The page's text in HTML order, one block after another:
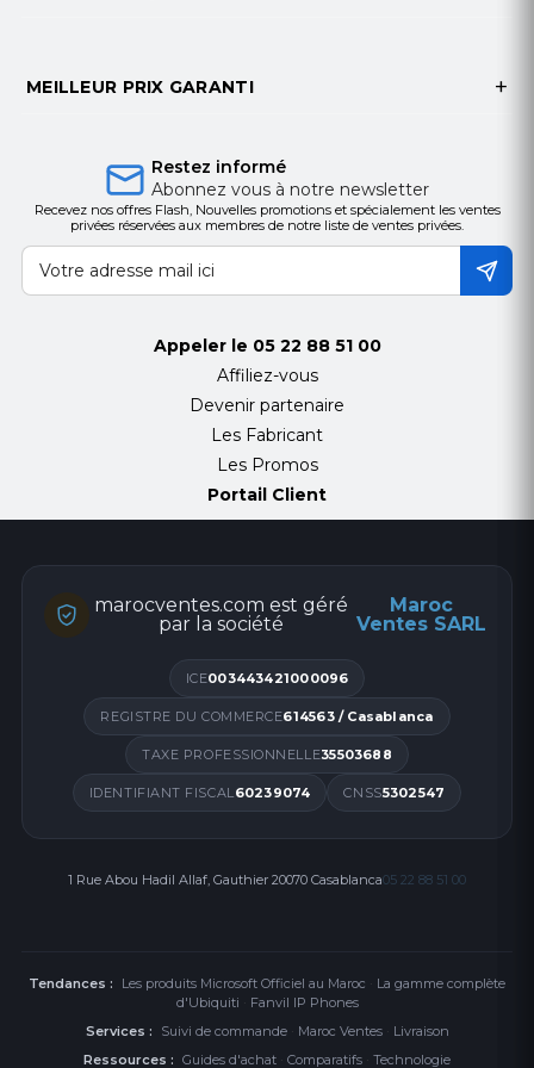
Type de batterie / autonomie
Alimentation
65W USB-C®
Slim GaN (3-pin)
Système d'exploitation
Windows® 11
Professionnel
Couleur produit
Noir
312.80 x 214.75 x 8.08/14.37
(front/rear), 16.95
MEILLEUR PRIX GARANTI
Restez informé
Abonnez vous à notre newsletter
Recevez nos offres Flash, Nouvelles promotions et spécialement les ventes
privées réservées aux membres de notre liste de ventes privées.
Appeler le 05 22 88 51 00
Affiliez-vous
Devenir partenaire
Les Fabricant
Les Promos
Portail Client
marocventes.com est géré
par la société
Maroc
Ventes SARL
ICE003443421000096
REGISTRE DU COMMERCE614563 / Casablanca
TAXE PROFESSIONNELLE35503688
IDENTIFIANT FISCAL60239074 CNSS5302547
1 Rue Abou Hadil Allaf, Gauthier 20070 Casablanca05 22 88 51 00
Tendances : Les produits Microsoft Officiel au Maroc · La gamme complète
d'Ubiquiti · Fanvil IP Phones
Services :
Suivi de commande· Maroc Ventes· Livraison
Ressources : Guides d'achat · Comparatifs · Technologie